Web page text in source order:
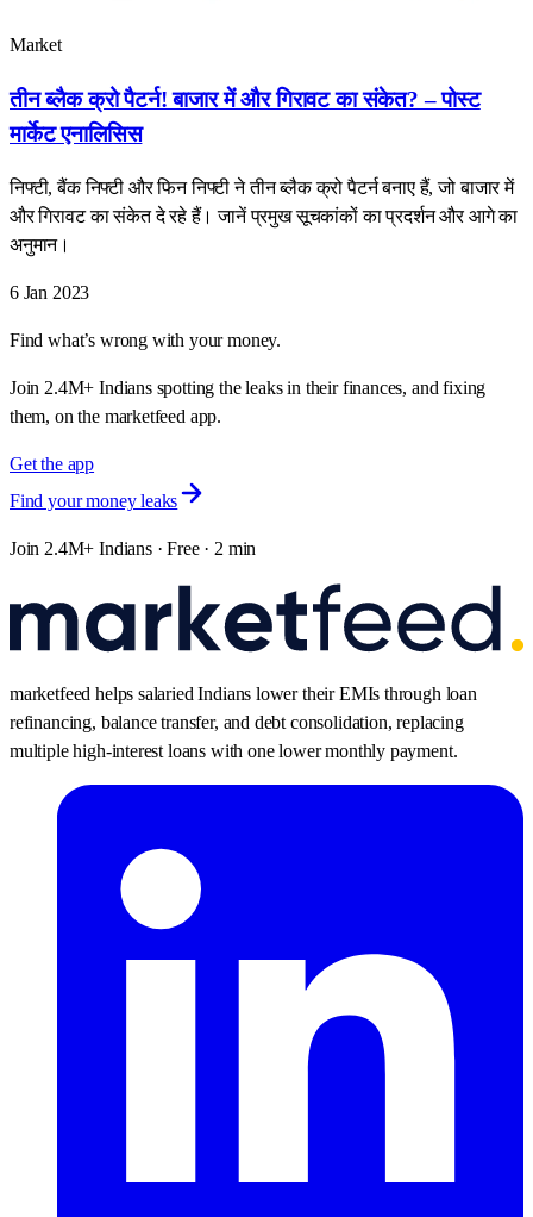
Market
तीन ब्लैक क्रो पैटर्न! बाजार में और गिरावट का संकेत? – पोस्ट
मार्केट एनालिसिस
निफ्टी, बैंक निफ्टी और फिन निफ्टी ने तीन ब्लैक क्रो पैटर्न बनाए हैं, जो बाजार में
और गिरावट का संकेत दे रहे हैं। जानें प्रमुख सूचकांकों का प्रदर्शन और आगे का
अनुमान।
6 Jan 2023
Find what’s wrong with your money.
Join 2.4M+ Indians spotting the leaks in their finances, and fixing
them, on the marketfeed app.
Get the app
Find your money leaks
Join 2.4M+ Indians · Free · 2 min
marketfeed helps salaried Indians lower their EMIs through loan
refinancing, balance transfer, and debt consolidation, replacing
multiple high-interest loans with one lower monthly payment.